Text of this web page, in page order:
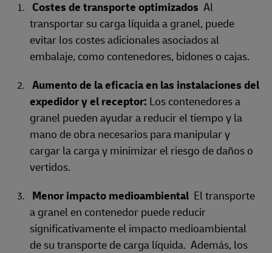
Costes de transporte optimizados Al
transportar su carga líquida a granel, puede
evitar los costes adicionales asociados al
embalaje, como contenedores, bidones o cajas.
Aumento de la eficacia en las instalaciones del
expedidor y el receptor: Los contenedores a
granel pueden ayudar a reducir el tiempo y la
mano de obra necesarios para manipular y
cargar la carga y minimizar el riesgo de daños o
vertidos.
Menor impacto medioambiental El transporte
a granel en contenedor puede reducir
significativamente el impacto medioambiental
de su transporte de carga líquida. Además, los